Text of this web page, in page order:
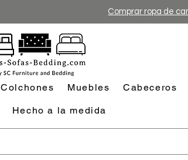
Comprar ropa de
Colchones Muebles Cabeceros
Hecho a la medida